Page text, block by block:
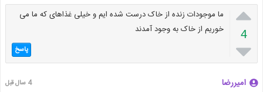

4

ما موجودات زنده از خاک درست شده ایم و خیلی غذاهای که ما می
خوریم از خاک به وجود آمدند
پاسخ
امیررضا 4 سال قبل